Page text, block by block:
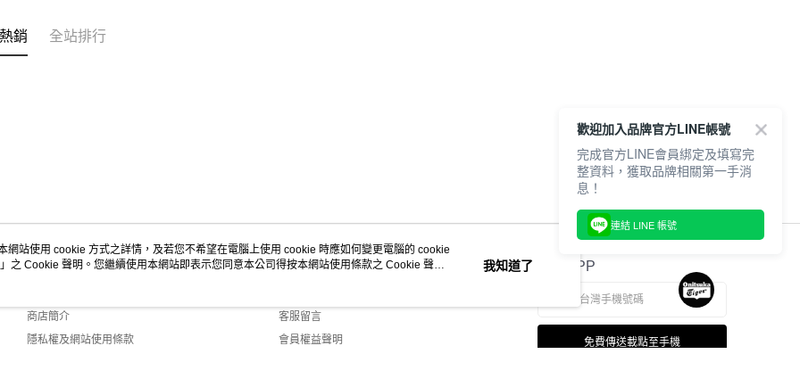
銷 全站排行
關於我們
商店簡介
隱私權及網站使用條款
客服資訊
客服留言
會員權益聲明
官方APP
免費傳送載點至手機
網站使用 cookie 方式之詳情，及若您不希望在電腦上使用 cookie 時應如何變更電腦的 cookie
」之 Cookie 聲明。您繼續使用本網站即表示您同意本公司得按本網站使用條款之 Cookie 聲明
我知道了
歡迎加入品牌官方LINE帳號
完成官方LINE會員綁定及填寫完
整資料，獲取品牌相關第一手消
息！
連結 LINE 帳號